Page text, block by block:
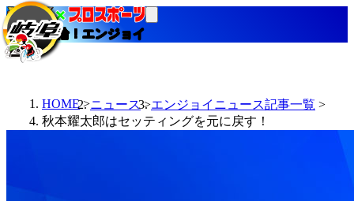
当たる競輪！エンジョイ
HOME ニュース
エンジョイニュース記事一覧
秋本耀太郎はセッティングを元に戻す！